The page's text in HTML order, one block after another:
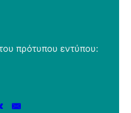
πρότυπου εντύπου: